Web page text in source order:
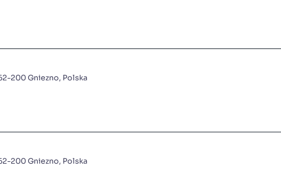
200 Gniezno, Polska
200 Gniezno, Polska